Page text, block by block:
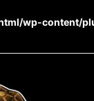
wp-content/